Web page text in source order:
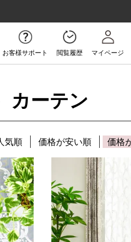
防炎 高級
ラグジュアリー
お客様サポート 閲覧履歴 マイページ
カーテン
気順 価格が安い順 価格